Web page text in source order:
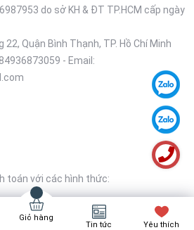
do sở KH & ĐT TP.HCM cấp ngày
Quận Bình Thạnh, TP. Hồ Chí Minh
84936873059 - Email:
toán với các hình thức:
Giỏ hàng
Tin tức Yêu thích